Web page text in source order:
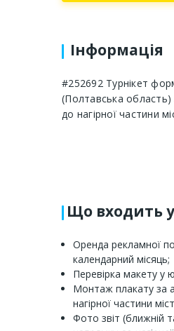
Інформація
#252692 Турнікет
(Полтавська область)
до нагірної частини
Що входить у
Оренда рекламної
календарний місяць;
Перевірка макету у
Монтаж плакату за
нагірної частини
Фото звіт (ближній